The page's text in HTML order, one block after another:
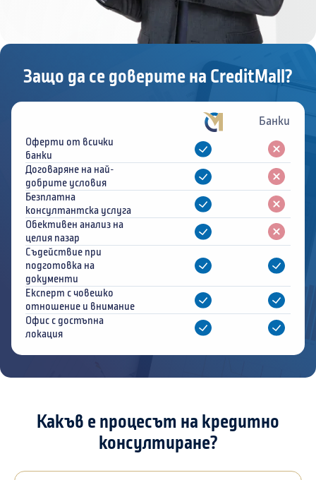
Защо да се доверите на CreditMall?
Банки
Оферти от всички
банки
Договаряне на най-
добрите условия
Безплатна
консултантска услуга
Обективен анализ на
целия пазар
Съдействие при
подготовка на
документи
Експерт с човешко
отношение и внимание
Офис с достъпна
локация
Какъв е процесът на кредитно
консултиране?